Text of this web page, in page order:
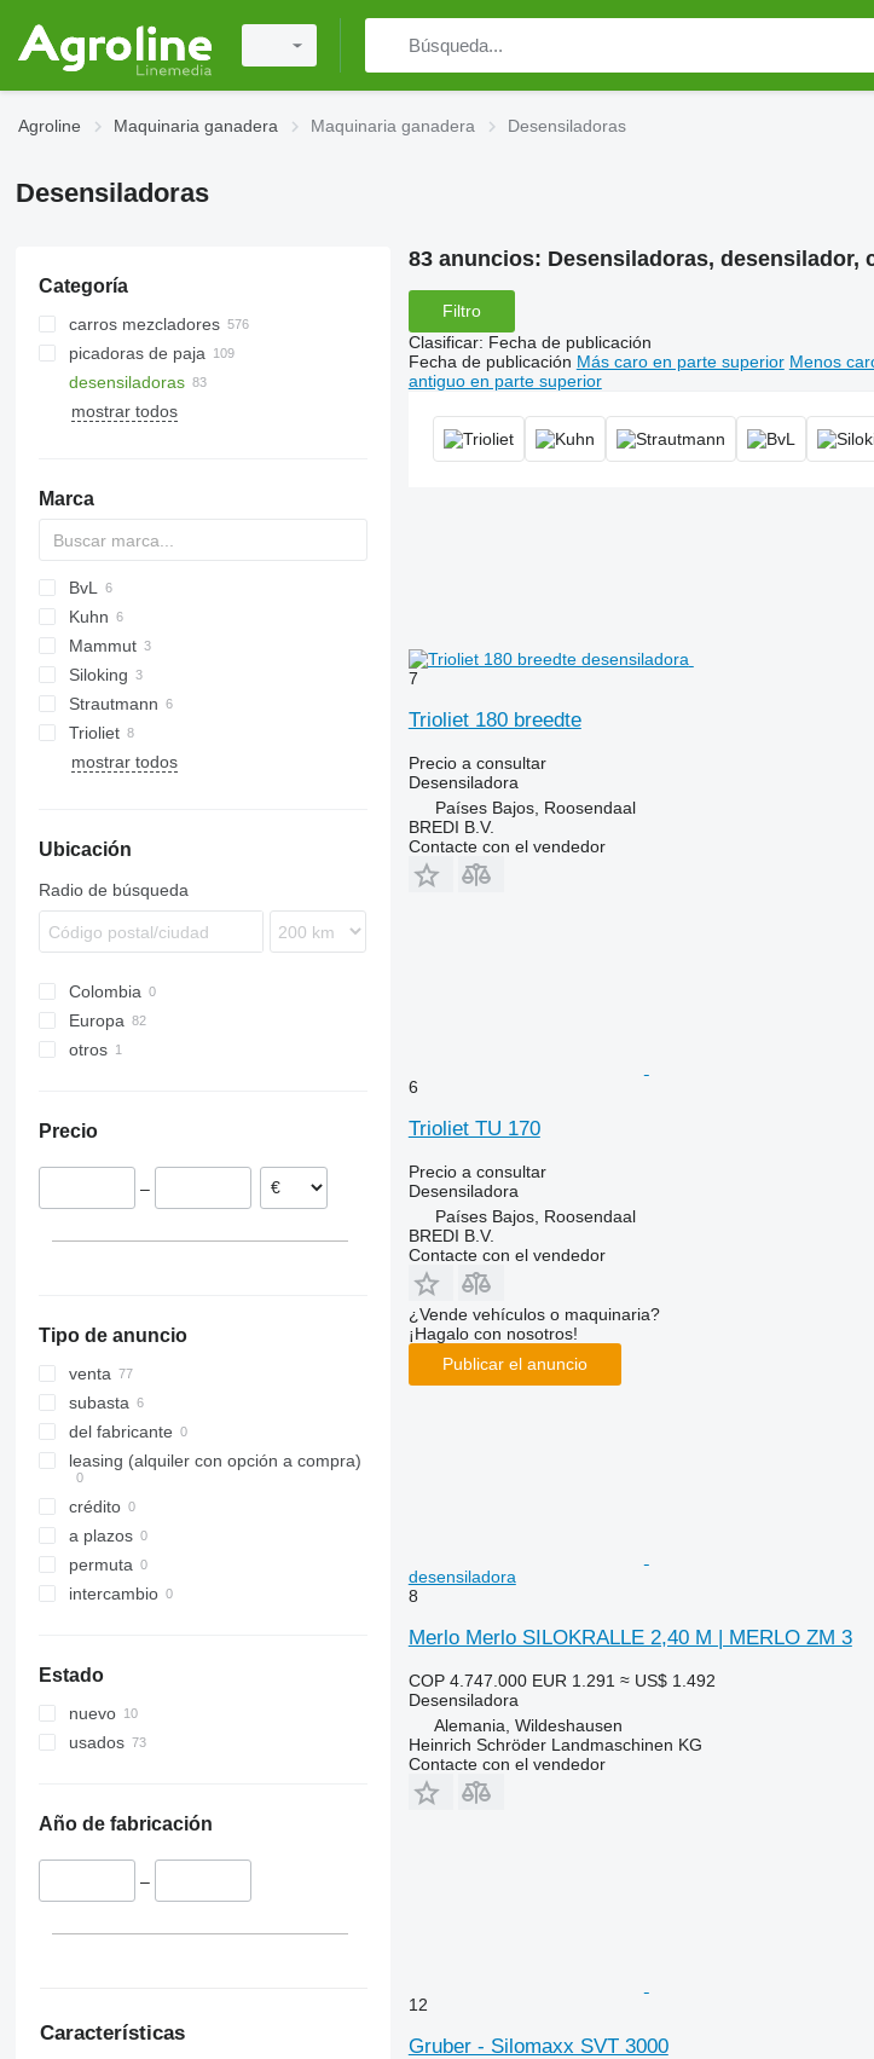
Agroline Maquinaria ganadera Maquinaria ganadera Desensiladoras
Desensiladoras
Categoría
carros mezcladores
carros mezcladores verticales
mezcladores autopropulsados
carros mezcladores horizontales
picadoras de paja
desensiladoras
mostrar todos
Marca
BvL
Kuhn
Primor
Mammut
RBK
Siloking
Silokamm
Strautmann
Trioliet
TU
mostrar todos
Ubicación
Radio de búsqueda
Colombia
Europa
Polonia
Suecia
otros
Precio
–
Tipo de anuncio
venta
subasta
del fabricante
leasing (alquiler con opción a compra)
crédito
a plazos
permuta
intercambio
Estado
nuevo
usados
Año de fabricación
–
Características
83 anuncios: Desensiladoras, desensilador,
Filtro
Clasificar: Fecha de publicación
Fecha de publicación Más caro en parte superior Menos
antiguo en parte superior
7
Trioliet 180 breedte
Precio a consultar
Desensiladora
Países Bajos, Roosendaal
BREDI B.V.
Contacte con el vendedor
6
Trioliet TU 170
Precio a consultar
Desensiladora
Países Bajos, Roosendaal
BREDI B.V.
Contacte con el vendedor
¿Vende vehículos o maquinaria?
¡Hagalo con nosotros!
Publicar el anuncio
desensiladora
8
Merlo Merlo SILOKRALLE 2,40 M | MERLO ZM 3
COP 4.747.000 EUR 1.291 ≈ US$ 1.492
Desensiladora
Alemania, Wildeshausen
Heinrich Schröder Landmaschinen KG
Contacte con el vendedor
12
Gruber - Silomaxx SVT 3000